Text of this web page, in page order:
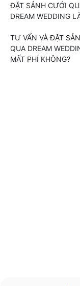
ĐẶT SẢNH CƯỚI
DREAM WEDDING
TƯ VẤN VÀ ĐẶT
QUA DREAM
MẤT PHÍ KHÔNG?